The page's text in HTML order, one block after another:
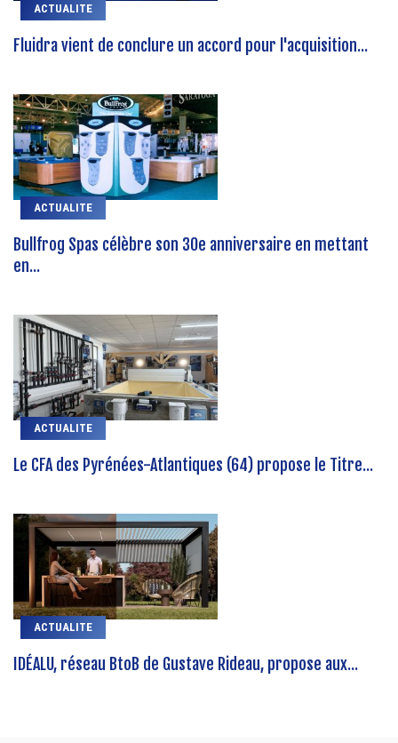
ACTUALITE
Fluidra vient de conclure un accord pour l'acquisition...
ACTUALITE
Bullfrog Spas célèbre son 30e anniversaire en mettant
en...
ACTUALITE
Le CFA des Pyrénées-Atlantiques (64) propose le Titre...
ACTUALITE
IDÉALU, réseau BtoB de Gustave Rideau, propose aux...